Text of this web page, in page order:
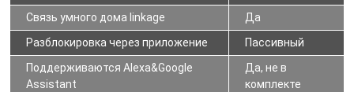
Связь умного дома linkage
Да
Разблокировка через приложение
Пассивный
Поддерживаются Alexa&Google
Assistant
Да, не в
комплекте